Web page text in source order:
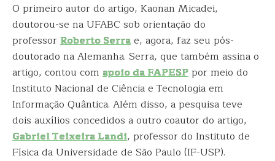
O primeiro autor do artigo, Kaonan Micadei,
doutorou-se na UFABC sob orientação do
professorRoberto Serrae, agora, faz seu pós-
doutorado na Alemanha. Serra, que também assina o
artigo, contou com apoio da FAPESPpor meio do
Instituto Nacional de Ciência e Tecnologia em
Informação Quântica. Além disso, a pesquisa teve
dois auxílios concedidos a outro coautor do artigo,
Gabriel Teixeira Landi, professor do Instituto de
Física da Universidade de São Paulo (IF-USP).